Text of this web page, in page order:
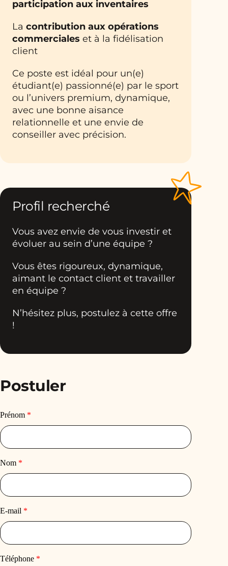
participation aux inventaires
La contribution aux opérations
commerciales et à la fidélisation
client
Ce poste est idéal pour un(e)
étudiant(e) passionné(e) par le sport
ou l’univers premium, dynamique,
avec une bonne aisance
relationnelle et une envie de
conseiller avec précision.
Profil recherché
Vous avez envie de vous investir et
évoluer au sein d’une équipe ?
Vous êtes rigoureux, dynamique,
aimant le contact client et travailler
en équipe ?
N’hésitez plus, postulez à cette offre
!
Postuler